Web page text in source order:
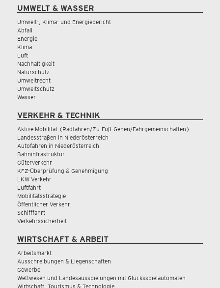
UMWELT & WASSER
Umwelt-, Klima- und Energiebericht
Abfall
Energie
Klima
Luft
Nachhaltigkeit
Naturschutz
Umweltrecht
Umweltschutz
Wasser
VERKEHR & TECHNIK
Aktive Mobilität (Radfahren/Zu-Fuß-Gehen/Fahrgemeinschaften)
Landesstraßen in Niederösterreich
Autofahren in Niederösterreich
Bahninfrastruktur
Güterverkehr
KFZ-Überprüfung & Genehmigung
LKW Verkehr
Luftfahrt
Mobilitätsstrategie
Öffentlicher Verkehr
Schifffahrt
Verkehrssicherheit
WIRTSCHAFT & ARBEIT
Arbeitsmarkt
Ausschreibungen & Liegenschaften
Gewerbe
Wettwesen und Landesausspielungen mit Glücksspielautomaten
Wirtschaft, Tourismus & Technologie